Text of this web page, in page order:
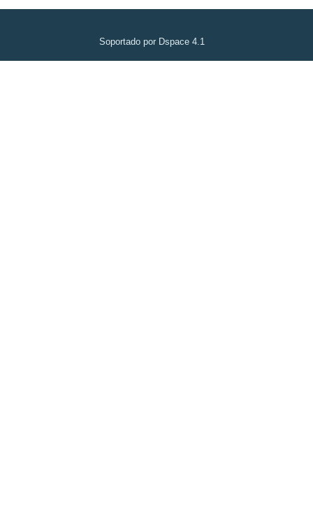
Soportado por Dspace 4.1